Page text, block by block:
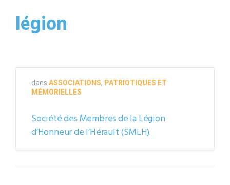
légion
dans ASSOCIATIONS, PATRIOTIQUES ET
MÉMORIELLES
Société des Membres de la Légion
d’Honneur de l’Hérault (SMLH)